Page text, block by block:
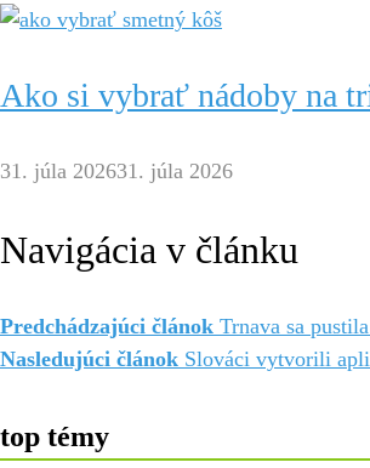
Ako si vybrať nádoby na
31. júla 202631. júla 2026
Navigácia v článku
Predchádzajúci článok Trnava sa
Nasledujúci článok Slováci vytvorili
top témy